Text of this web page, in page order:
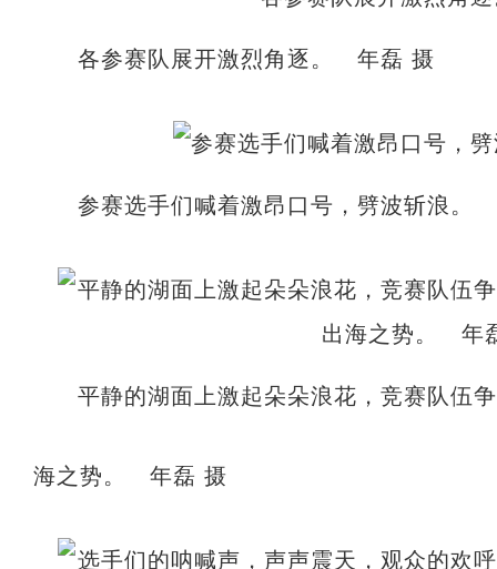
各参赛队展开激烈角逐。 年磊 摄
参赛选手们喊着激昂口号，劈波斩浪。
平静的湖面上激起朵朵浪花，竞赛队伍
海之势。 年磊 摄